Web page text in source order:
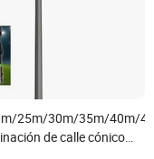
25m/30m/35m/40m/
de calle cónico